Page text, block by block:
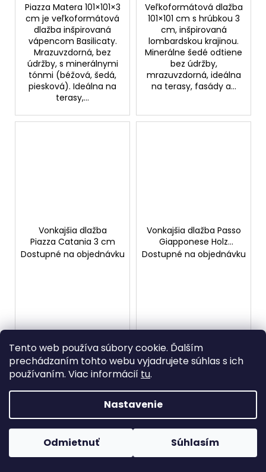
Tento web používa súbory cookie. Ďalším
prechádzaním tohto webu vyjadrujete súhlas s ich
používaním. Viac informácií tu.
Nastavenie
Odmietnuť Súhlasím
Piazza Matera 101×101×3
cm je veľkoformátová
dlažba inšpirovaná
vápencom Basilicaty.
Mrazuvzdorná, bez
údržby, s minerálnymi
tónmi (béžová, šedá,
piesková). Ideálna na
terasy,...
Veľkoformátová dlažba
101×101 cm s hrúbkou 3
cm, inšpirovaná
lombardskou krajinou.
Minerálne šedé odtiene
bez údržby,
mrazuvzdorná, ideálna
na terasy, fasády a...
Vonkajšia dlažba
Piazza Catania 3 cm
Dostupné na objednávku
Piazza Catania 3 cm je
veľkoformátová dlažba
101×101 cm inšpirovaná
sicílskou architektúrou.
pojazdných plochách,
terasách a...
Vonkajšia dlažba Passo
Giapponese Holz
Marrone 2 cm
Dostupné na objednávku
Nášľapné dosky s
prírodným vzhľadom
dreva, ktoré netreba
údržbovať. Taliansky
protišmykový (R11),
vhodný na terasy,
fasády aj príjazdové
plochy....